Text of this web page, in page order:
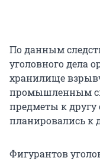
По данным
уголовного дела
хранилище
промышленным
предметы к
планировались к
Фигурантов